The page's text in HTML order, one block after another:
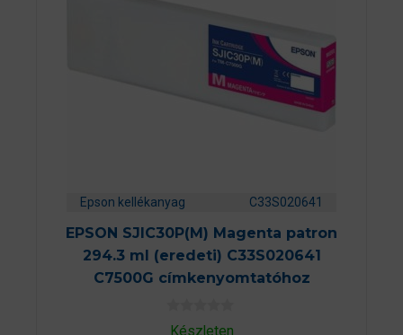
Epson kellékanyag C33S020641
EPSON SJIC30P(M) Magenta patron
294.3 ml (eredeti) C33S020641
C7500G címkenyomtatóhoz
0Készleten